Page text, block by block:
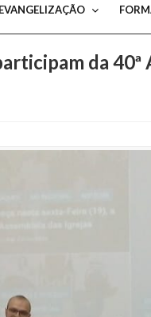
EVANGELIZAÇÃO
da